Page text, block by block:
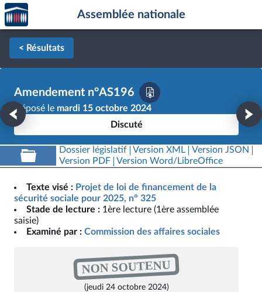
Aller au contenu
Aller en bas de la page
Accèder
à la
page
d'accueil
Assemblée nationale
< Résultats
Amendement n°AS196
Déposé le mardi 15 octobre 2024
Discuté
Dossier législatif Version XML
Version JSON
Version PDF
Version Word/LibreOffice
Texte visé : Projet de loi de financement de la
sécurité sociale pour 2025, n° 325
Stade de lecture : 1ère lecture (1ère assemblée
saisie)
Examiné par : Commission des affaires sociales
NON SOUTENU
(jeudi 24 octobre 2024)